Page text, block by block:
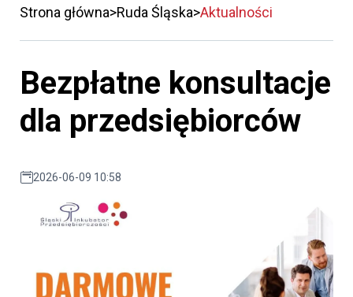
Strona główna Ruda Śląska Aktualności
Bezpłatne konsultacje
dla przedsiębiorców
2026-06-09 10:58